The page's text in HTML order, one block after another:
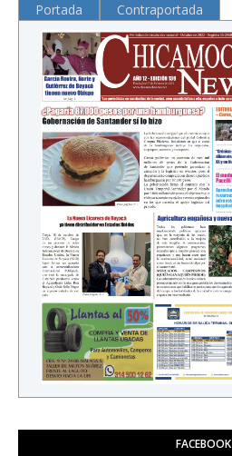
Portada Contraportada
FACEBOOK